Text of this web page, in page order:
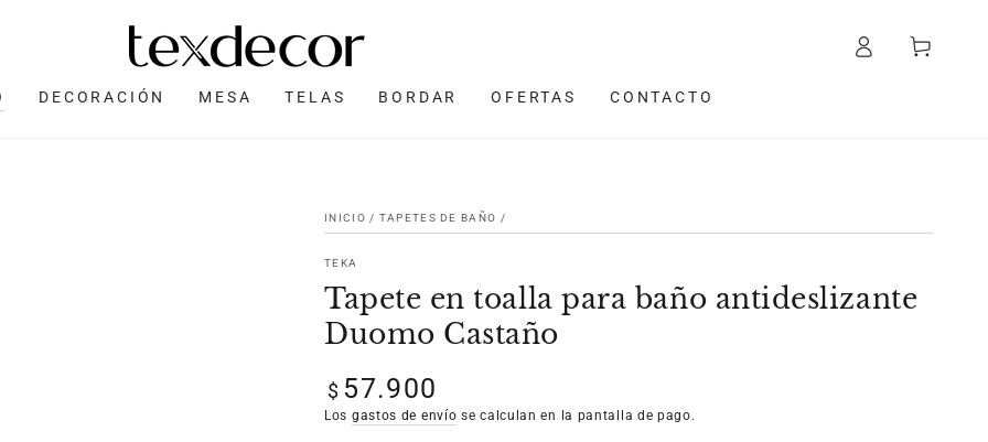
DECORACIÓN MESA TELAS BORDAR OFERTAS CONTACTO
sesión
Carrito
INICIO / TAPETES DE BAÑO /
TEKA
Tapete en toalla para baño antideslizante
Duomo Castaño
Precio
regular
$ 57.900
Los gastos de envío se calculan en la pantalla de pago.